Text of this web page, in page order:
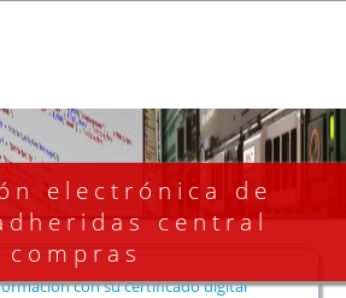
electrónica de
central
compras
con su certificado digital